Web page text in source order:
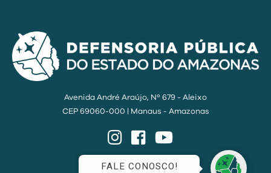
Avenida André Araújo, Nº 679 - Aleixo
CEP 69060-000 | Manaus - Amazonas
InstagramFacebook
FALE CONOSCO!